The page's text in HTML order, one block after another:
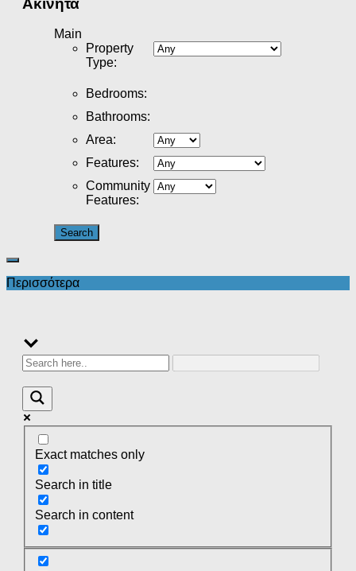
Main
Property
Type:
Bedrooms:
Bathrooms:
Area:
Features:
Community
Features:
Περισσότερα
Exact matches only
Search in title
Search in content